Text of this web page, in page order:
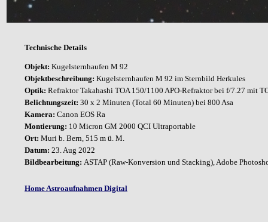
Technische Details
Objekt: Kugelsternhaufen M 92
Objektbeschreibung: Kugelsternhaufen M 92 im Sternbild Herkules
Optik: RefraktorTakahashi TOA 150/1100 APO-Refraktor bei f/7.27 mit
Belichtungszeit: 30 x 2 Minuten (Total 60 Minuten) bei 800 Asa
Kamera: Canon EOS Ra
Montierung: 10 Micron GM 2000 QCI Ultraportable
Ort: Muri b. Bern, 515 m ü. M.
Datum: 23. Aug 2022
Bildbearbeitung: ASTAP (Raw-Konversion und Stacking), Adobe P
Home Astroaufnahmen Digital